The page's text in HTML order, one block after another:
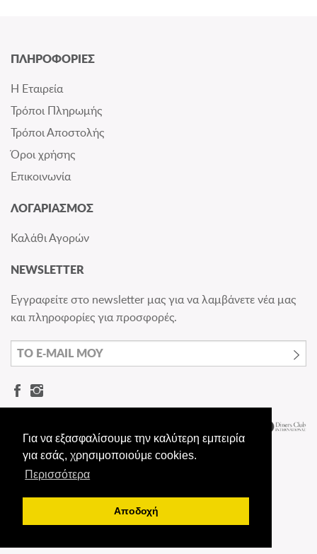
Για να εξασφαλίσουμε την καλύτερη εμπειρία
για εσάς, χρησιμοποιούμε cookies.
Περισσότερα
Αποδοχή
ΠΛΗΡΟΦΟΡΙΕΣ
Η Εταιρεία
Τρόποι Πληρωμής
Τρόποι Αποστολής
Όροι χρήσης
Επικοινωνία
ΛΟΓΑΡΙΑΣΜΟΣ
Καλάθι Αγορών
NEWSLETTER
Εγγραφείτε στο newsletter μας για να λαμβάνετε νέα μας
και πληροφορίες για προσφορές.
© Dermashoes.gr - All rights reserved
Handcrafted with ❤ by